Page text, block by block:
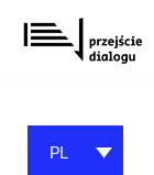
Przejdź
do
PL